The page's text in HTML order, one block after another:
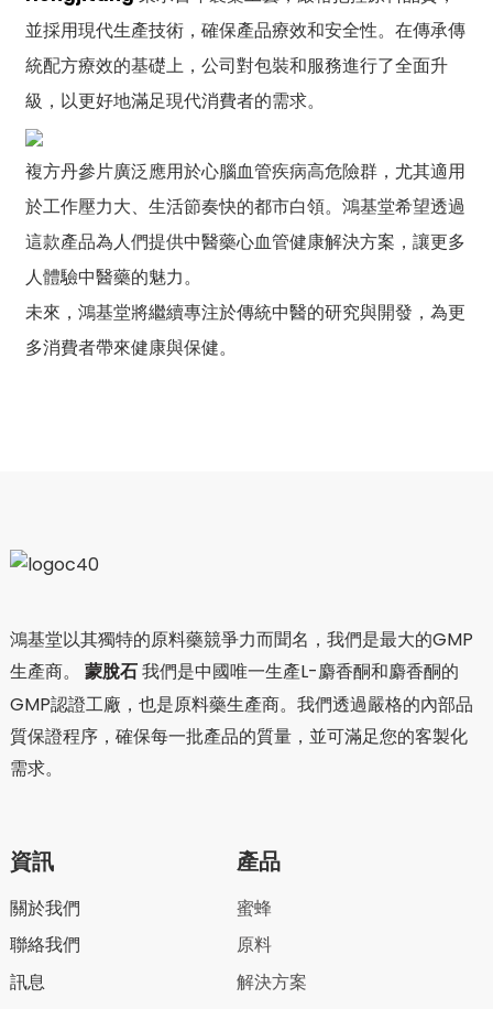
並採用現代生產技術，確保產品療效和安全性。在傳承傳
統配方療效的基礎上，公司對包裝和服務進行了全面升
級，以更好地滿足現代消費者的需求。
複方丹參片廣泛應用於心腦血管疾病高危險群，尤其適用
於工作壓力大、生活節奏快的都市白領。鴻基堂希望透過
這款產品為人們提供中醫藥心血管健康解決方案，讓更多
人體驗中醫藥的魅力。
未來，鴻基堂將繼續專注於傳統中醫的研究與開發，為更
多消費者帶來健康與保健。
鴻基堂以其獨特的原料藥競爭力而聞名，我們是最大的GMP
生產商。 蒙脫石我們是中國唯一生產L-麝香酮和麝香酮的
GMP認證工廠，也是原料藥生產商。我們透過嚴格的內部品
質保證程序，確保每一批產品的質量，並可滿足您的客製化
需求。
資訊
關於我們
聯絡我們
訊息
產品
蜜蜂
原料
解決方案